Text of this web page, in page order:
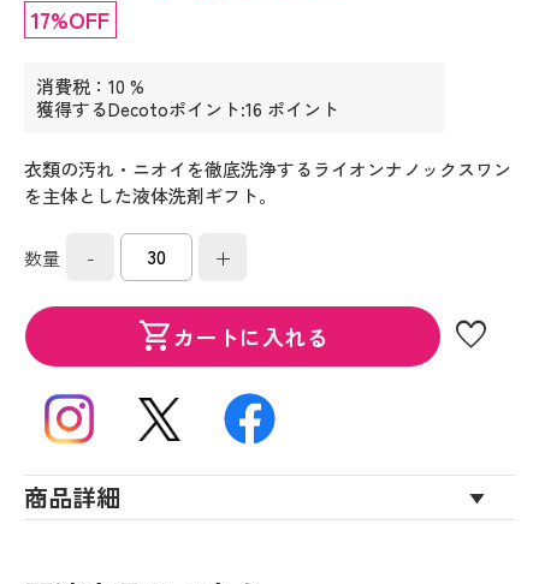
17%OFF
消費税：10 %
獲得するDecotoポイント:16 ポイント
衣類の汚れ・ニオイを徹底洗浄するライオンナノックスワン
を主体とした液体洗剤ギフト。
数量 - +
shopping_cartカートに入れる favorite
商品詳細